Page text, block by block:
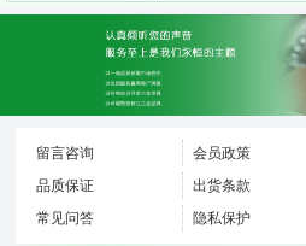
留言咨询 会员政策
品质保证
出货条款
常见问答
隐私保护